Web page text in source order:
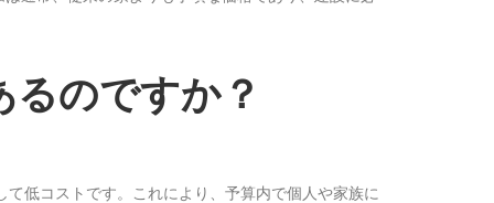
のですか？
低コストです。これにより、予算内で個人や家族に